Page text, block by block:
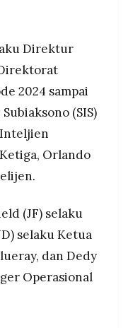
Direktur
2024 sampai
(SIS)
Orlando
(JF) selaku
selaku Ketua
dan Dedy
Operasional